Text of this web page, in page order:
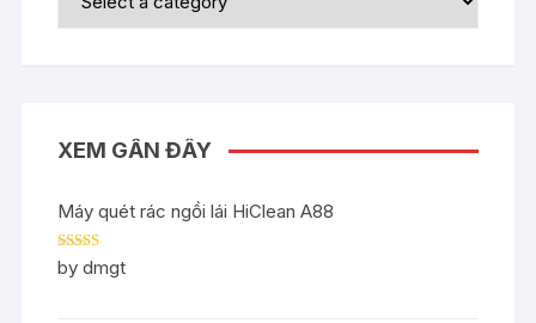
XEM GẦN ĐÂY
Máy quét rác ngồi lái HiClean A88
Rated5out
of 5
by dmgt